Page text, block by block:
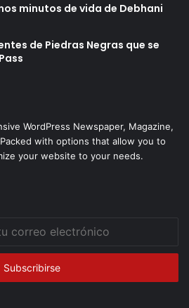
minutos de vida de Debhani
de Piedras Negras que se
WordPress Newspaper, Magazine,
with options that allow you to
your website to your needs.